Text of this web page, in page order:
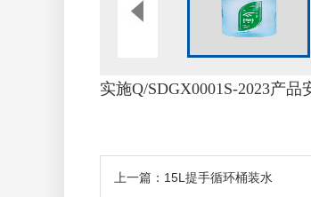
实施Q/SDGX0001S-2023产品
上一篇：15L提手循环桶装水